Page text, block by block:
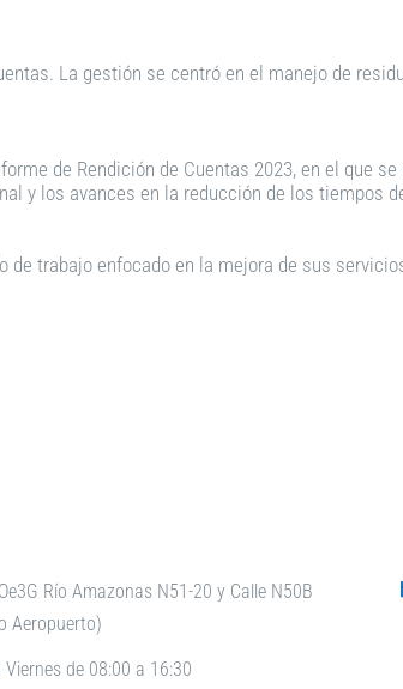
La gestión se centró en el manejo de
de Rendición de Cuentas 2023, en el que
y los avances en la reducción de los tiempos
trabajo enfocado en la mejora de sus
Río Amazonas N51-20 y Calle N50B
Aeropuerto)
Viernes de 08:00 a 16:30